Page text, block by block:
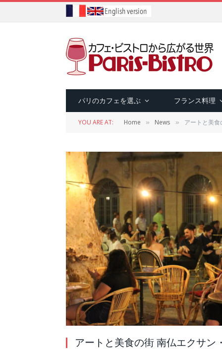
パリのカフェを選ぶ フランス料理
YOU ARE AT: Home » News » アートと美
アートと美食の街 南仏エクサン